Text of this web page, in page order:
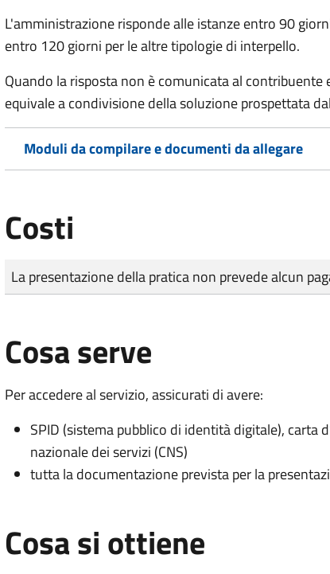
L'amministrazione risponde alle istanze entro 90
entro 120 giorni per le altre tipologie di interpello.
Quando la risposta non è comunicata al
equivale a condivisione della soluzione prospettata
Moduli da compilare e documenti da allegare
Costi
Tipo di pagamento
Importo
La presentazione della pratica non prevede alcun
Cosa serve
Per accedere al servizio, assicurati di avere:
SPID (sistema pubblico di identità digitale), carta
nazionale dei servizi (CNS)
tutta la documentazione prevista per la
Cosa si ottiene